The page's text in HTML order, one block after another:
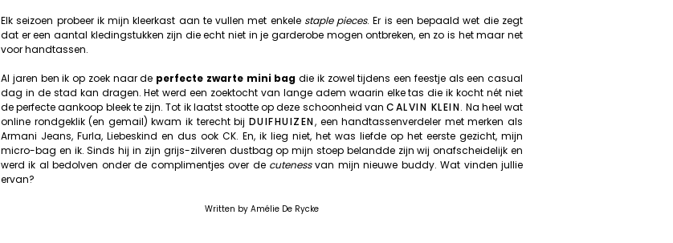
Elk seizoen probeer ik mijn kleerkast aan te vullen met enkele staple pieces. Er is een bepaald wet die zegt
dat er een aantal kledingstukken zijn die echt niet in je garderobe mogen ontbreken, en zo is het maar net
voor handtassen.
Al jaren ben ik op zoek naar de perfecte zwarte mini bag die ik zowel tijdens een feestje als een casual
dag in de stad kan dragen. Het werd een zoektocht van lange adem waarin elke tas die ik kocht nét niet
de perfecte aankoop bleek te zijn. Tot ik laatst stootte op deze schoonheid vanCALVIN KLEIN. Na heel wat
online rondgeklik (en gemail) kwam ik terecht bij DUIFHUIZEN, een handtassenverdeler met merken als
Armani Jeans, Furla, Liebeskind en dus ook CK. En, ik lieg niet, het was liefde op het eerste gezicht, mijn
micro-bag en ik. Sinds hij in zijn grijs-zilveren dustbag op mijn stoep belandde zijn wij onafscheidelijk en
werd ik al bedolven onder de complimentjes over de cutenessvan mijn nieuwe buddy. Wat vinden jullie
ervan?
Written by Amélie De Rycke